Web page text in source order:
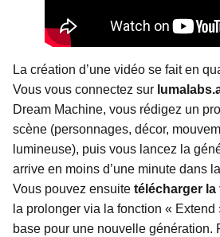
La création d’une vidéo se fait en
Vous vous connectez sur
Dream Machine, vous rédigez un
scène (personnages, décor,
lumineuse), puis vous lancez la
arrive en moins d’une minute dans
Vous pouvez ensuite télécharger la
la prolonger via la fonction « Extend
base pour une nouvelle génération.